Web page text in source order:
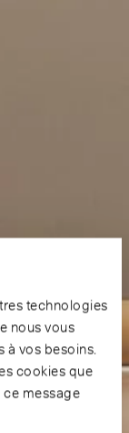
technologies
nous vous
à vos besoins.
cookies que
ce message